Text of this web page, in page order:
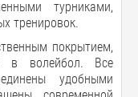
турниками,
тренировок.
покрытием,
в волейбол. Все
удобными